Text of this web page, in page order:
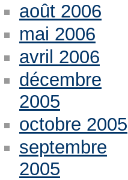
août 2006
mai 2006
avril 2006
décembre
2005
octobre 2005
septembre
2005